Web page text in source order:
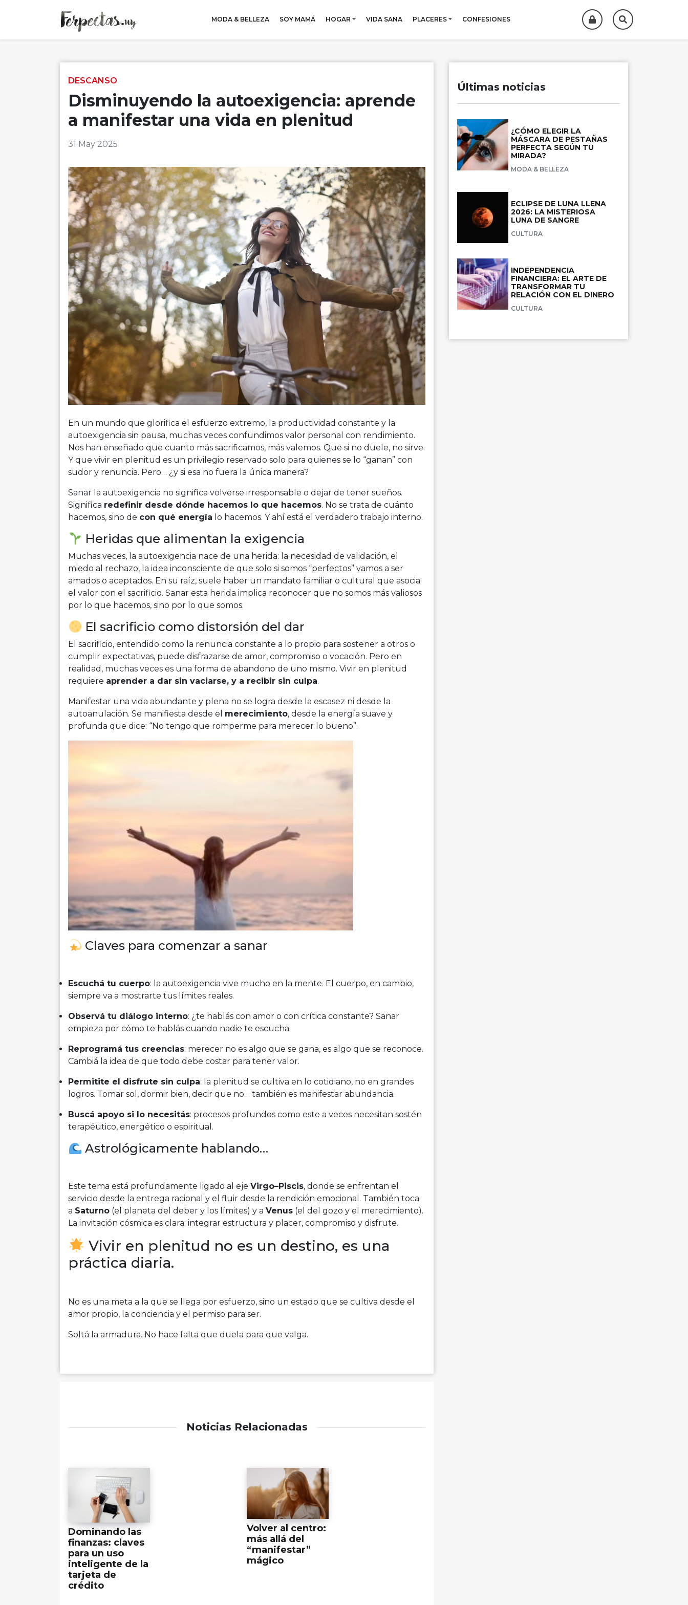
MODA & BELLEZA SOY MAMÁ HOGAR VIDA SANA PLACERES CONFESIONES
DESCANSO
Disminuyendo la autoexigencia: aprende
a manifestar una vida en plenitud
31 May 2025
En un mundo que glorifica el esfuerzo extremo, la productividad constante y la
autoexigencia sin pausa, muchas veces confundimos valor personal con rendimiento.
Nos han enseñado que cuanto más sacrificamos, más valemos. Que si no duele, no sirve.
Y que vivir en plenitud es un privilegio reservado solo para quienes se lo “ganan” con
sudor y renuncia. Pero… ¿y si esa no fuera la única manera?
Sanar la autoexigencia no significa volverse irresponsable o dejar de tener sueños.
Significa redefinir desde dónde hacemos lo que hacemos. No se trata de cuánto
hacemos, sino de con qué energía lo hacemos. Y ahí está el verdadero trabajo interno.
Heridas que alimentan la exigencia
Muchas veces, la autoexigencia nace de una herida: la necesidad de validación, el
miedo al rechazo, la idea inconsciente de que solo si somos “perfectos” vamos a ser
amados o aceptados. En su raíz, suele haber un mandato familiar o cultural que asocia
el valor con el sacrificio. Sanar esta herida implica reconocer que no somos más valiosos
por lo que hacemos, sino por lo que somos.
El sacrificio como distorsión del dar
El sacrificio, entendido como la renuncia constante a lo propio para sostener a otros o
cumplir expectativas, puede disfrazarse de amor, compromiso o vocación. Pero en
realidad, muchas veces es una forma de abandono de uno mismo. Vivir en plenitud
requiere aprender a dar sin vaciarse, y a recibir sin culpa.
Manifestar una vida abundante y plena no se logra desde la escasez ni desde la
autoanulación. Se manifiesta desde el merecimiento, desde la energía suave y
profunda que dice: “No tengo que romperme para merecer lo bueno”.
Claves para comenzar a sanar
Escuchá tu cuerpo: la autoexigencia vive mucho en la mente. El cuerpo, en cambio,
siempre va a mostrarte tus límites reales.
Observá tu diálogo interno: ¿te hablás con amor o con crítica constante? Sanar
empieza por cómo te hablás cuando nadie te escucha.
Reprogramá tus creencias: merecer no es algo que se gana, es algo que se reconoce.
Cambiá la idea de que todo debe costar para tener valor.
Permitite el disfrute sin culpa: la plenitud se cultiva en lo cotidiano, no en grandes
logros. Tomar sol, dormir bien, decir que no… también es manifestar abundancia.
Buscá apoyo si lo necesitás: procesos profundos como este a veces necesitan sostén
terapéutico, energético o espiritual.
Astrológicamente hablando…
Este tema está profundamente ligado al eje Virgo–Piscis, donde se enfrentan el
servicio desde la entrega racional y el fluir desde la rendición emocional. También toca
a Saturno (el planeta del deber y los límites) y a Venus (el del gozo y el merecimiento).
La invitación cósmica es clara: integrar estructura y placer, compromiso y disfrute.
Vivir en plenitud no es un destino, es una
práctica diaria.
No es una meta a la que se llega por esfuerzo, sino un estado que se cultiva desde el
amor propio, la conciencia y el permiso para ser.
Soltá la armadura. No hace falta que duela para que valga.
Noticias Relacionadas
Dominando las
finanzas: claves
para un uso
inteligente de la
tarjeta de
crédito
Volver al centro:
más allá del
“manifestar”
mágico
Últimas noticias
¿CÓMO ELEGIR LA
MÁSCARA DE PESTAÑAS
PERFECTA SEGÚN TU
MIRADA?
MODA & BELLEZA
ECLIPSE DE LUNA LLENA
2026: LA MISTERIOSA
LUNA DE SANGRE
CULTURA
INDEPENDENCIA
FINANCIERA: EL ARTE DE
TRANSFORMAR TU
RELACIÓN CON EL DINERO
CULTURA